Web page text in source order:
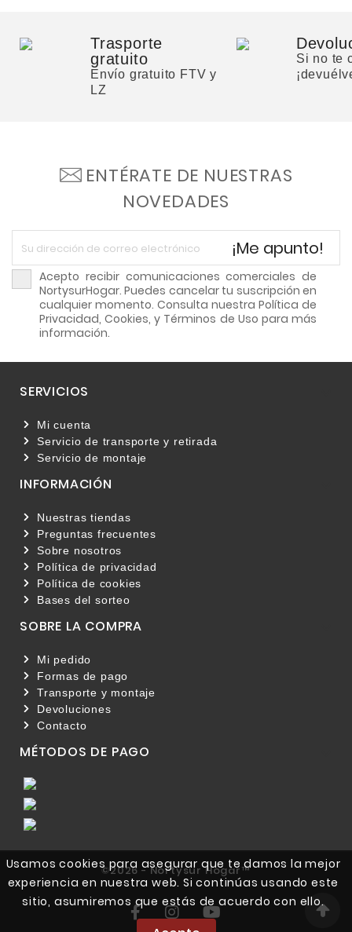
Usamos cookies para asegurar que te damos la mejor
experiencia en nuestra web. Si continúas usando este
sitio, asumiremos que estás de acuerdo con ello.
(1)
Trasporte
gratuito
Envío gratuito FTV y
LZ
Si no te
ENTÉRATE DE NUESTRAS
NOVEDADES
¡Me apunto!
Acepto recibir comunicaciones comerciales de
NortysurHogar. Puedes cancelar tu suscripción en
cualquier momento. Consulta nuestra Política de
Privacidad, Cookies, y Términos de Uso para más
información.
SERVICIOS
Mi cuenta
Servicio de transporte y retirada
Servicio de montaje
INFORMACIÓN
Nuestras tiendas
Preguntas frecuentes
Sobre nosotros
Política de privacidad
Política de cookies
Bases del sorteo
SOBRE LA COMPRA
Mi pedido
Formas de pago
Transporte y montaje
Devoluciones
Contacto
MÉTODOS DE PAGO
©2026 - Nortysur Hogar™